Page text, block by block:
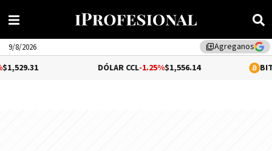
library_addAgreganos
9/8/2026
DÓLAR CCL -1.25%$1,556.14 BITCOIN 0.14%